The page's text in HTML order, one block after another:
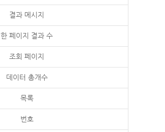
결과 메시지
한 페이지 결과 수
조회 페이지
데이터 총개수
목록
번호